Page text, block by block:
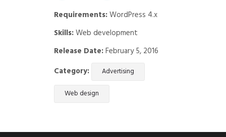
Requirements:WordPress 4.x
Skills:Web development
Release Date:February 5, 2016
Category:
Advertising
Web design